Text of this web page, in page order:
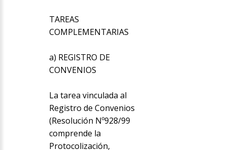
TAREAS
COMPLEMENTARIAS
a) REGISTRO DE
CONVENIOS
La tarea vinculada al
Registro de Convenios
(Resolución Nº928/99
comprende la
Protocolización,